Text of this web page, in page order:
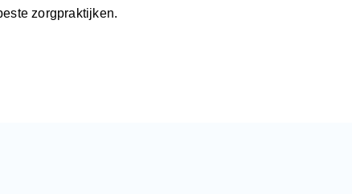
zorgpraktijken.